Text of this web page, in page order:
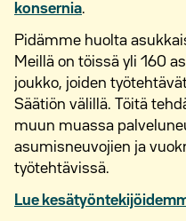
konsernia.
Pidämme huolta
Meillä on töissä yli 160
joukko, joiden
Säätiön välillä. Töitä
muun muassa
asumisneuvojien ja
työtehtävissä.
Lue